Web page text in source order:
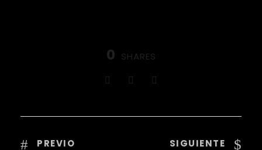
0 SHARES
PREVIO SIGUIENTE